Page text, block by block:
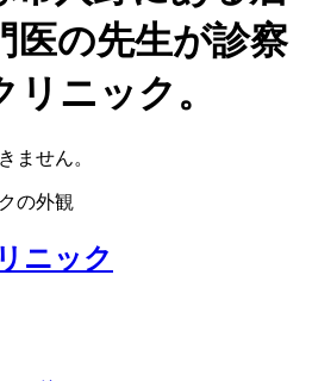
医の先生が診察
ニック。
ません。
ニック